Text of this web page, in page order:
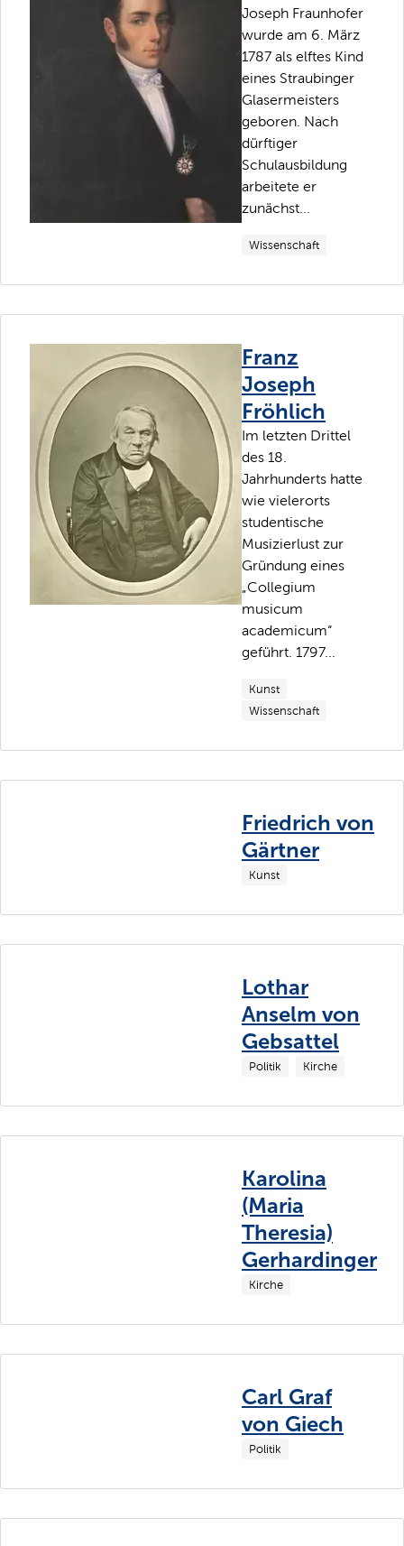
Joseph Fraunhofer
wurde am 6. März
1787 als elftes Kind
eines Straubinger
Glasermeisters
geboren. Nach
dürftiger
Schulausbildung
arbeitete er
zunächst...
Wissenschaft
Franz
Joseph
Fröhlich
Im letzten Drittel
des 18.
Jahrhunderts hatte
wie vielerorts
studentische
Musizierlust zur
Gründung eines
„Collegium
musicum
academicum“
geführt. 1797...
Kunst
Wissenschaft
Friedrich von
Gärtner
Kunst
Lothar
Anselm von
Gebsattel
Politik Kirche
Karolina
(Maria
Theresia)
Gerhardinger
Kirche
Carl Graf
von Giech
Politik